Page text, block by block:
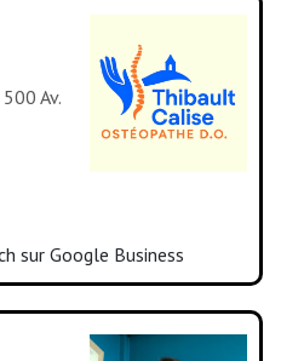
Av.
sur Google Business